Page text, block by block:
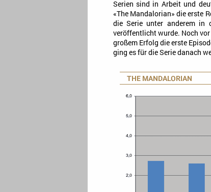
Serien sind in Arbeit und
«The Mandalorian» die erste
die Serie unter anderem in
veröffentlicht wurde. Noch
großem Erfolg die erste
ging es für die Serie danach